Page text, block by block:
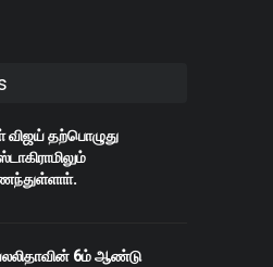
விஜய் தற்பொழுது
6ம் ஆண்டு